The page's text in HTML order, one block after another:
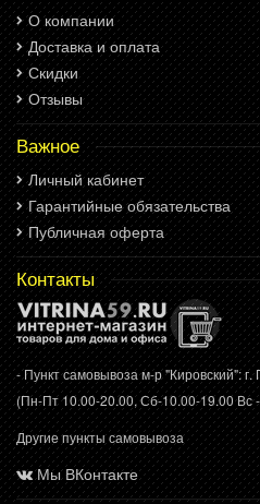
О компании
Доставка и оплата
Скидки
Отзывы
Важное
Личный кабинет
Гарантийные обязательства
Публичная оферта
Контакты
- Пункт самовывоза м-р "Кировский":
(Пн-Пт 10.00-20.00, Сб-10.00-19.00 Вс
Другие пункты самовывоза
Мы ВКонтакте